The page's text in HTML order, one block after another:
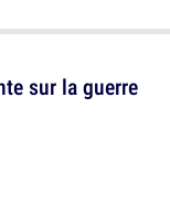
sur la guerre